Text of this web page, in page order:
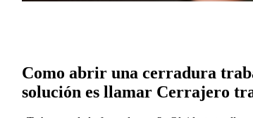
Como abrir una cerradura
solución es llamar Cerrajero